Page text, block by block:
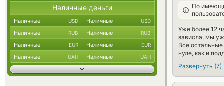
По
Уже более 12
зависла, мы
Все
нуле, как и
Развернуть (7)
Наличные деньги
Наличные USD Наличные USD
Наличные RUB Наличные RUB
Наличные EUR Наличные EUR
Наличные UAH Наличные UAH